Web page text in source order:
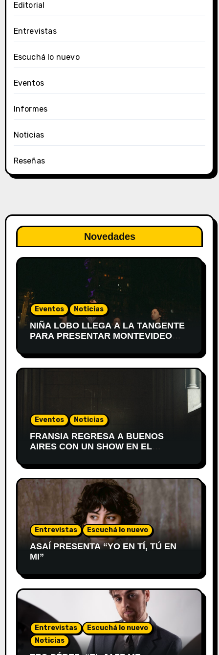
Editorial
Entrevistas
Escuchá lo nuevo
Eventos
Informes
Noticias
Reseñas
Novedades
Eventos Noticias
NIÑA LOBO LLEGA A LA TANGENTE
PARA PRESENTAR MONTEVIDEO
Eventos Noticias
FRANSIA REGRESA A BUENOS
AIRES CON UN SHOW EN EL
Entrevistas Escuchá lo nuevo
ASAÍ PRESENTA “YO EN TÍ, TÚ EN
MI”
Entrevistas
Escuchá lo nuevo
Noticias